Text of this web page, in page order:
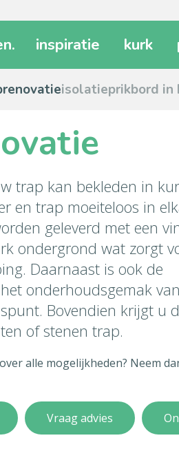
.
isolatieprikbord in
inspiratie kurk
trap kan bekleden in
en trap moeiteloos in
geleverd met een
ondergrond wat zorgt
Daarnaast is ook de
onderhoudsgemak
Bovendien krijgt u
of stenen trap.
alle mogelijkheden? Neem
Vraag advies